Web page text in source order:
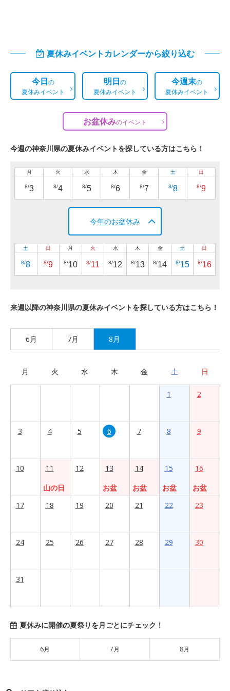
夏休みイベントカレンダーから絞り込む
今日の
夏休みイベント
明日の
夏休みイベント
今週末の
夏休みイベント
お盆休みのイベント
今週の神奈川県の夏休みイベントを探している方はこちら！
月
8/3
火
8/4
水
8/5
木
8/6
金
8/7
土
8/8
日
8/9
今年のお盆休み
土
8/8
日
8/9
月
8/10
火
8/11
水
8/12
木
8/13
金
8/14
土
8/15
日
8/16
来週以降の神奈川県の夏休みイベントを探している方はこちら！
6月 7月 8月
月 火 水 木 金 土 日
1 2
3 4 5 6 7 8 9
10
11
山の日
12
13
お盆
14
お盆
15
お盆
16
お盆
17
18 19 20 21 22 23
24 25 26 27 28 29 30
31
夏休みに開催の夏祭りを月ごとにチェック！
6月 7月 8月